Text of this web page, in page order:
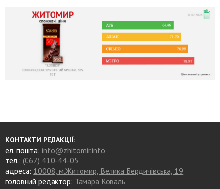
КОНТАКТИ РЕДАКЦІЇ:
ел. пошта:info@zhitomir.info
тел.: (067) 410-44-05
адреса: 10008, м.Житомир, Велика Бердичівська, 19
головний редактор: Тамара Коваль